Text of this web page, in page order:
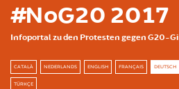
Direkt zum Inhalt
#NoG20 2017
Infoportal zu den Protesten gegen G20-
CATALÀ NEDERLANDS ENGLISH FRANÇAIS DEUTSCH
TÜRKÇE